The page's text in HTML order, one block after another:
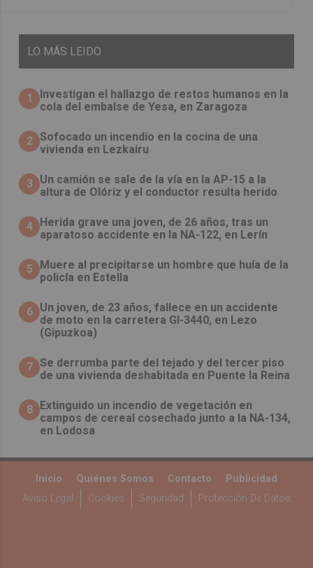
LO MÁS LEIDO
1
Investigan el hallazgo de restos humanos en la
cola del embalse de Yesa, en Zaragoza
2 Sofocado un incendio en la cocina de una
vivienda en Lezkairu
3
Un camión se sale de la vía en la AP-15 a la
altura de Olóriz y el conductor resulta herido
4
Herida grave una joven, de 26 años, tras un
aparatoso accidente en la NA-122, en Lerín
5
Muere al precipitarse un hombre que huía de la
policía en Estella
6 Un joven, de 23 años, fallece en un accidente
de moto en la carretera GI-3440, en Lezo
(Gipuzkoa)
7 Se derrumba parte del tejado y del tercer piso
de una vivienda deshabitada en Puente la Reina
8
Extinguido un incendio de vegetación en
campos de cereal cosechado junto a la NA-134,
en Lodosa
Inicio Quiénes Somos Contacto
Publicidad
Aviso Legal
Cookies Seguridad Protección De Datos